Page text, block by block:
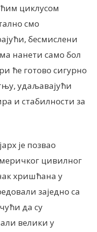
циклусом
смо
бесмислени
нанети само бол
ће готово сигурно
удаљавајући
и стабилности за
је позвао
цивилног
хришћана у
заједно са
да су
велики у